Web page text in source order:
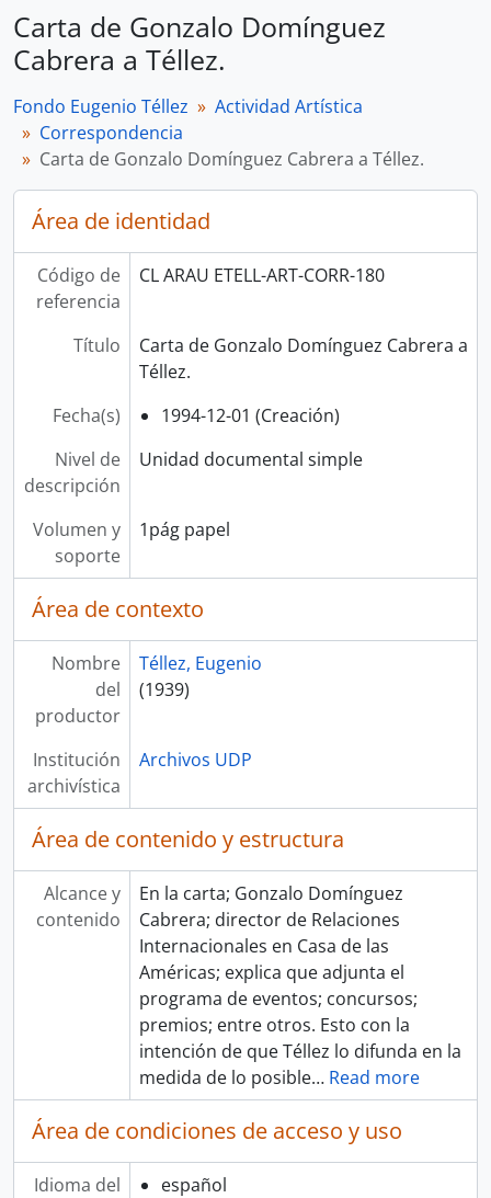
Carta de Gonzalo Domínguez
Cabrera a Téllez.
Fondo Eugenio Téllez
Actividad Artística
Correspondencia
Carta de Gonzalo Domínguez Cabrera a Téllez.
Área de identidad
Código de
referencia
CL ARAU ETELL-ART-CORR-180
Título
Carta de Gonzalo Domínguez Cabrera a
Téllez.
Fecha(s)
1994-12-01 (Creación)
Nivel de
descripción
Unidad documental simple
Volumen y
soporte
1pág papel
Área de contexto
Nombre
del
productor
Téllez, Eugenio
(1939)
Institución
archivística
Archivos UDP
Área de contenido y estructura
Alcance y
contenido
En la carta; Gonzalo Domínguez
Cabrera; director de Relaciones
Internacionales en Casa de las
Américas; explica que adjunta el
programa de eventos; concursos;
premios; entre otros. Esto con la
intención de que Téllez lo difunda en la
medida de lo posible… Read more
Área de condiciones de acceso y uso
Idioma del
español